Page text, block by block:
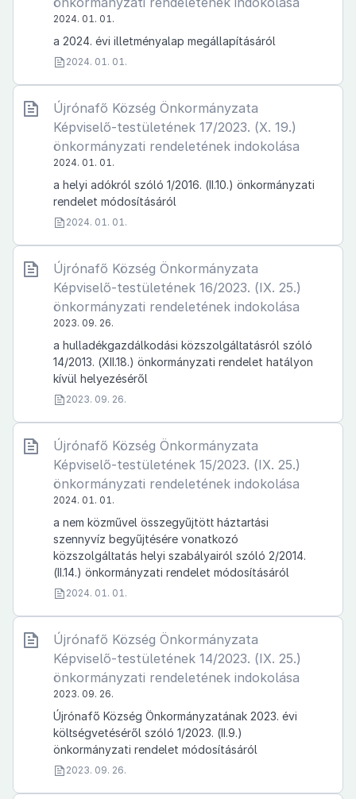
2024. 01. 01.
a 2024. évi illetményalap megállapításáról
2024. 01. 01.
Újrónafő Község Önkormányzata
Képviselő-testületének 17/2023. (X. 19.)
önkormányzati rendeletének indokolása
2024. 01. 01.
a helyi adókról szóló 1/2016. (II.10.) önkormányzati
rendelet módosításáról
2024. 01. 01.
Újrónafő Község Önkormányzata
Képviselő-testületének 16/2023. (IX. 25.)
önkormányzati rendeletének indokolása
2023. 09. 26.
a hulladékgazdálkodási közszolgáltatásról szóló
14/2013. (XII.18.) önkormányzati rendelet hatályon
kívül helyezéséről
2023. 09. 26.
Újrónafő Község Önkormányzata
Képviselő-testületének 15/2023. (IX. 25.)
önkormányzati rendeletének indokolása
2024. 01. 01.
a nem közművel összegyűjtött háztartási
szennyvíz begyűjtésére vonatkozó
közszolgáltatás helyi szabályairól szóló 2/2014.
(II.14.) önkormányzati rendelet módosításáról
2024. 01. 01.
Újrónafő Község Önkormányzata
Képviselő-testületének 14/2023. (IX. 25.)
önkormányzati rendeletének indokolása
2023. 09. 26.
Újrónafő Község Önkormányzatának 2023. évi
költségvetéséről szóló 1/2023. (II.9.)
önkormányzati rendelet módosításáról
2023. 09. 26.